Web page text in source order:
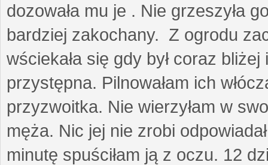
dozowała mu je . Nie grzeszyła
bardziej zakochany. Z ogrodu
wściekała się gdy był coraz
przystępna. Pilnowałam ich
przyzwoitka. Nie wierzyłam w
męża. Nic jej nie zrobi
minutę spuściłam ją z oczu. 12